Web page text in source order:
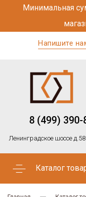
Минимальная
Напишите
8 (499) 390-
Ленинградское шоссе
Каталог